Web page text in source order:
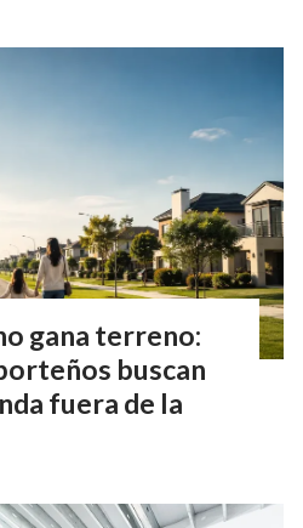
gana terreno:
buscan
fuera de la